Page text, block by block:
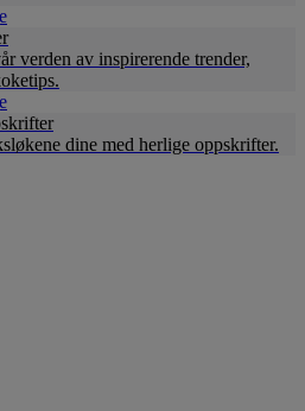
verden av inspirerende trender,
dine med herlige oppskrifter.